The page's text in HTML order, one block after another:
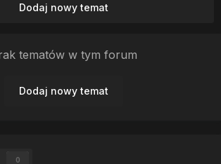
Dodaj nowy temat
tematów w tym forum
Dodaj nowy temat
0